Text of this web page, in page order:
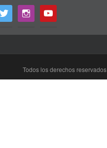
instagram youtube
Todos los derechos reservados